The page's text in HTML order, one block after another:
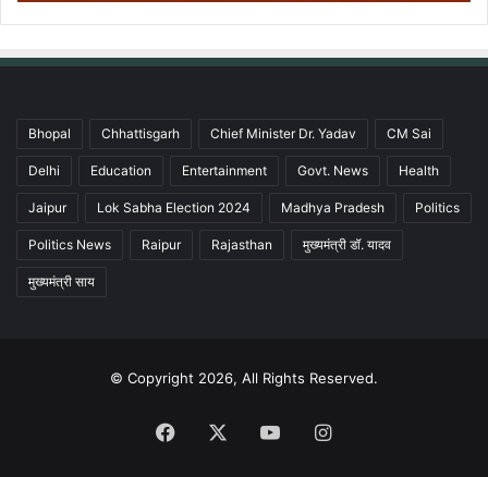
Bhopal Chhattisgarh Chief Minister Dr. Yadav CM Sai
Delhi Education Entertainment Govt. News Health
Jaipur Lok Sabha Election 2024 Madhya Pradesh Politics
Politics News Raipur Rajasthan मुख्यमंत्री डॉ. यादव
मुख्यमंत्री साय
© Copyright 2026, All Rights Reserved.
Facebook YouTubeInstagram